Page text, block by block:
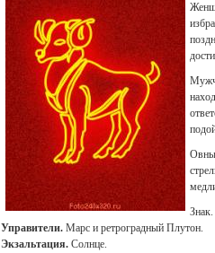
Овны
Управители. Марс и ретроградный Плутон.
Экзальтация. Солнце.